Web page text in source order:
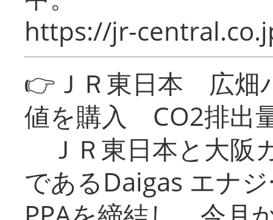
https://jr-
👉ＪＲ東日本 広畑
値を購入 CO2排出
ＪＲ東日本と大阪
であるDaigas エナ